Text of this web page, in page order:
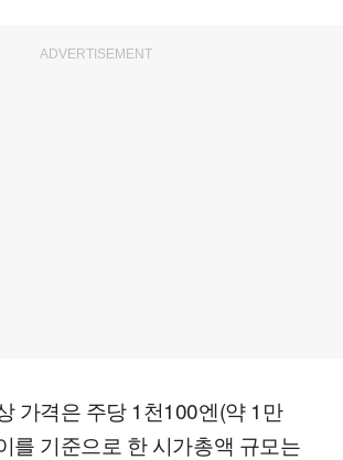
ADVERTISEMENT
가격은 주당 1천100엔(약 1만
를 기준으로 한 시가총액 규모는